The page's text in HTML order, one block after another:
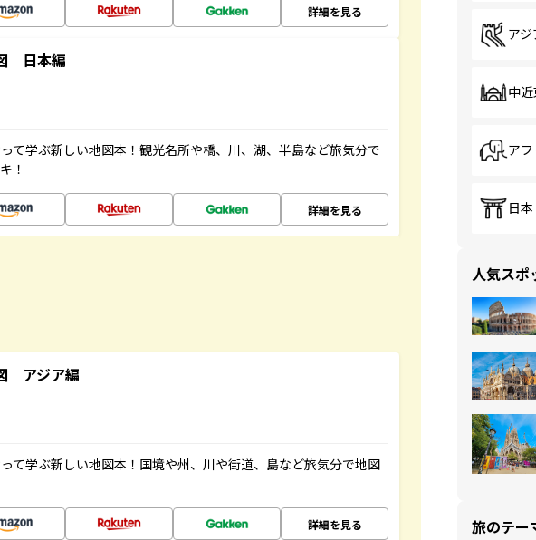
詳細を見る
日本編
て学ぶ新しい地図本！観光名所や橋、川、湖、半島など旅気分で
！
詳細を見る
アジア編
て学ぶ新しい地図本！国境や州、川や街道、島など旅気分で地図
詳細を見る
アジ
中近
アフ
日本
人気スポ
旅のテー